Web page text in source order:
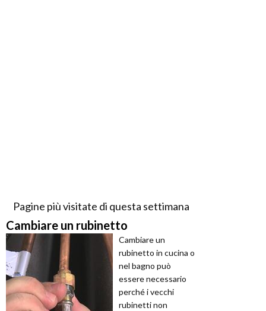
Pagine più visitate di questa settimana
Cambiare un rubinetto
Cambiare un
rubinetto in cucina o
nel bagno può
essere necessario
perché i vecchi
rubinetti non